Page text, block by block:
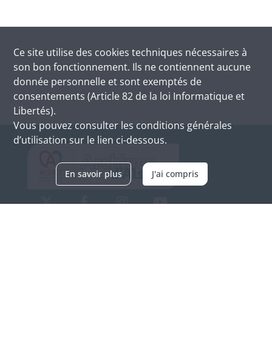
Ce site utilise des cookies techniques nécessaires à
son bon fonctionnement. Ils ne contiennent aucune
donnée personnelle et sont exemptés de
consentements (Article 82 de la loi Informatique et
Libertés).
Vous pouvez consulter les conditions générales
d’utilisation sur le lien ci-dessous.
En savoir plus J'ai compris